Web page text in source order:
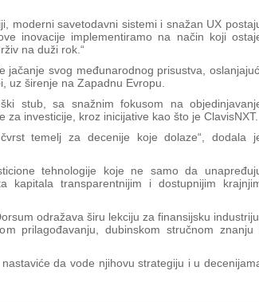
moderni savetodavni sistemi i snažan UX
inovacije implementiramo na način koji
na duži rok.“
jačanje svog međunarodnog prisustva,
uz širenje na Zapadnu Evropu.
stub, sa snažnim fokusom na
za investicije, kroz inicijative kao što je ClavisNXT.
temelj za decenije koje dolaze“, dodala
tehnologije koje ne samo da
kapitala transparentnijim i dostupnijim
odražava širu lekciju za finansijsku
prilagođavanju, dubinskom stručnom znanju
da vode njihovu strategiju i u